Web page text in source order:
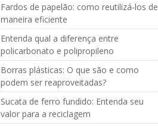
Fardos de papelão: como reutilizá-los de
maneira eficiente
Entenda qual a diferença entre
policarbonato e polipropileno
Borras plásticas: O que são e como
podem ser reaproveitadas?
Sucata de ferro fundido: Entenda seu
valor para a reciclagem